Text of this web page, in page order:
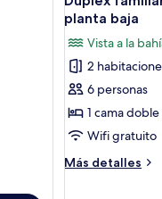
todas
las
fotos
de
Dúplex
familiar,
2
habitaciones,
vista
planta baja
Vista a la
2
6 personas
1 cama
Wifi gratuito
Más detalles
Más